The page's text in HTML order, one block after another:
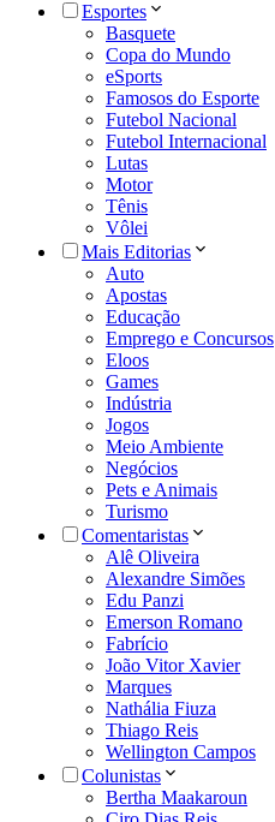
Esportes
Basquete
Copa do Mundo
eSports
Famosos do Esporte
Futebol Nacional
Futebol Internacional
Lutas
Motor
Tênis
Vôlei
Mais Editorias
Auto
Apostas
Educação
Emprego e Concursos
Eloos
Games
Indústria
Jogos
Meio Ambiente
Negócios
Pets e Animais
Turismo
Comentaristas
Alê Oliveira
Alexandre Simões
Edu Panzi
Emerson Romano
Fabrício
João Vitor Xavier
Marques
Nathália Fiuza
Thiago Reis
Wellington Campos
Colunistas
Bertha Maakaroun